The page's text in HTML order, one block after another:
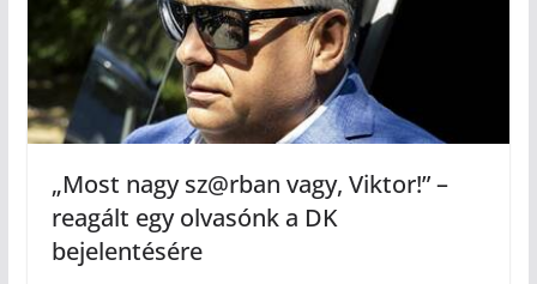
„Most nagy sz@rban vagy, Viktor!” –
reagált egy olvasónk a DK
bejelentésére